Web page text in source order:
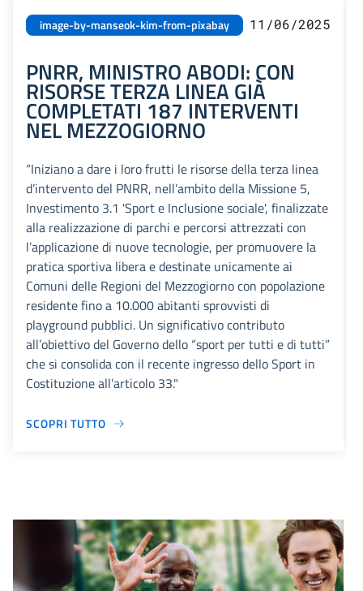
image-by-manseok-kim-from-pixabay 11/06/2025
PNRR, MINISTRO ABODI: CON
RISORSE TERZA LINEA GIÀ
COMPLETATI 187 INTERVENTI
NEL MEZZOGIORNO
“Iniziano a dare i loro frutti le risorse della terza linea
d’intervento del PNRR, nell’ambito della Missione 5,
Investimento 3.1 'Sport e Inclusione sociale', finalizzate
alla realizzazione di parchi e percorsi attrezzati con
l’applicazione di nuove tecnologie, per promuovere la
pratica sportiva libera e destinate unicamente ai
Comuni delle Regioni del Mezzogiorno con popolazione
residente fino a 10.000 abitanti sprovvisti di
playground pubblici. Un significativo contributo
all’obiettivo del Governo dello “sport per tutti e di tutti”
che si consolida con il recente ingresso dello Sport in
Costituzione all’articolo 33."
SCOPRI TUTTO